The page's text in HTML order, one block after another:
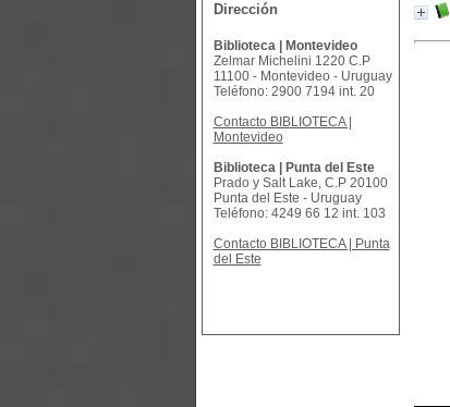
Dirección
Biblioteca | Montevideo
Zelmar Michelini 1220 C.P
11100 - Montevideo - Uruguay
Teléfono: 2900 7194 int. 20
Contacto BIBLIOTECA |
Montevideo
Biblioteca | Punta del Este
Prado y Salt Lake, C.P 20100
Punta del Este - Uruguay
Teléfono: 4249 66 12 int. 103
Contacto BIBLIOTECA | Punta
del Este